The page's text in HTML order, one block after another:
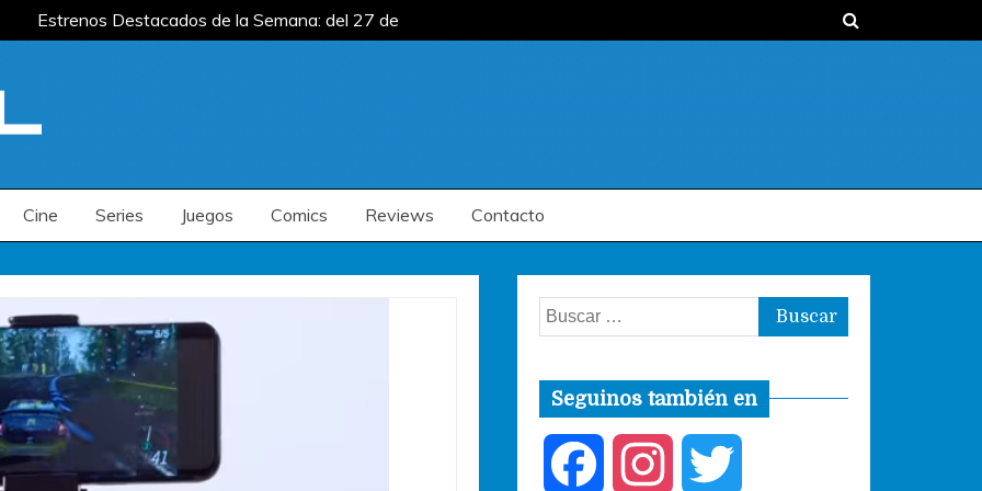
Estrenos Destacados de la Semana: del 27 de
del 20 al 26 de julio
Cine Series Juegos Comics Reviews Contacto
Buscar:
Seguinos también en